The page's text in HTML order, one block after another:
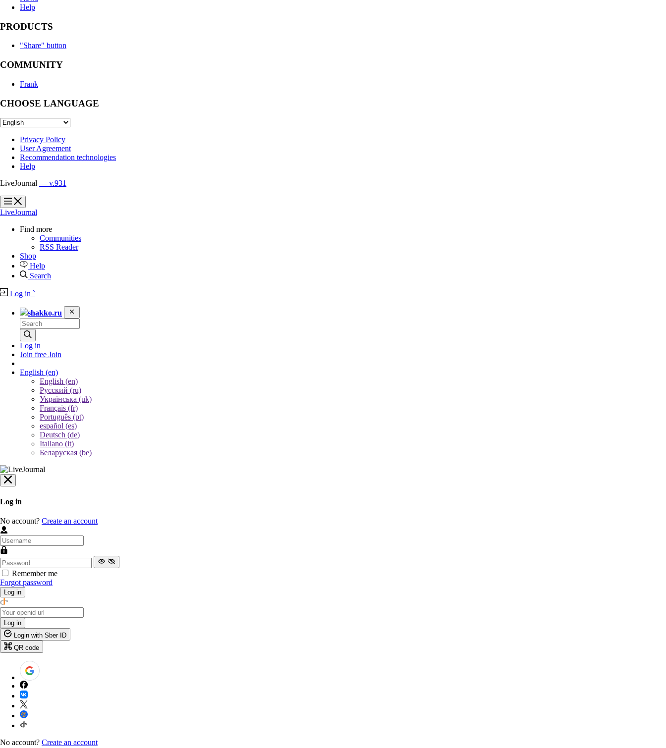
Help
PRODUCTS
"Share" button
COMMUNITY
Frank
CHOOSE LANGUAGE
Privacy Policy
User Agreement
Recommendation technologies
Help
LiveJournal — v.931
?
?
LiveJournal
Find more
Communities
RSS Reader
Shop
Help
Search
Log in `
shakko.ru
Log in
Join free Join
English (en)
English (en)
Русский (ru)
Українська (uk)
Français (fr)
Português (pt)
español (es)
Deutsch (de)
Italiano (it)
Беларуская (be)
Log in
No account? Create an account
Remember me
Forgot password
Log in
Log in
Login with Sber ID
QR code
No account? Create an account